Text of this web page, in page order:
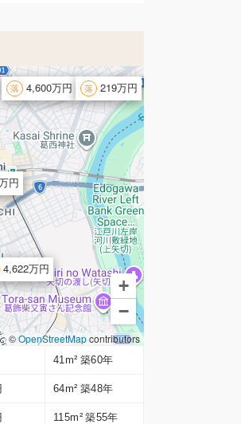
円
4,622万円
4,600万円 219万円
+
−
©OpenStreetMapcontributors
41m² 築60年
64m² 築48年
115m² 築55年